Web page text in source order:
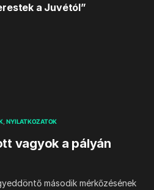
a Juvétól”
NYILATKOZATOK
vagyok a pályán
második mérkőzésének